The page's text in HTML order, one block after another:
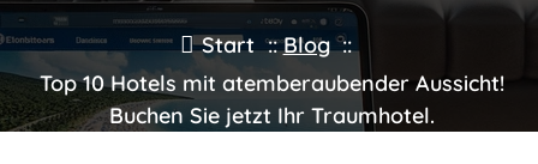
Start ::Blog::
Top 10 Hotels mit atemberaubender Aussicht!
Buchen Sie jetzt Ihr Traumhotel.